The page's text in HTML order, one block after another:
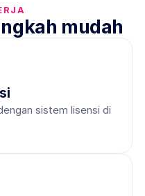
mudah
sistem lisensi di